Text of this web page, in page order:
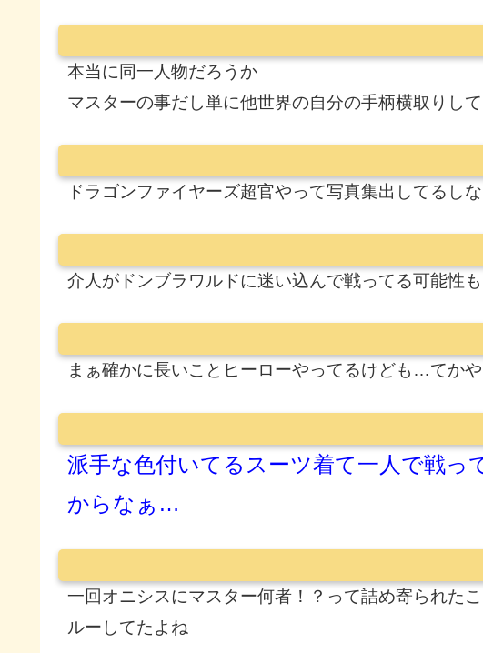
本当に同一人物だろうか
マスターの事だし単に他世界の自分の手柄横取りし
ドラゴンファイヤーズ超官やって写真集出してるし
介人がドンブラワルドに迷い込んで戦ってる可能性
まぁ確かに長いことヒーローやってるけども…てか
派手な色付いてるスーツ着て一人で戦っ
からなぁ…
一回オニシスにマスター何者！？って詰め寄られた
ルーしてたよね